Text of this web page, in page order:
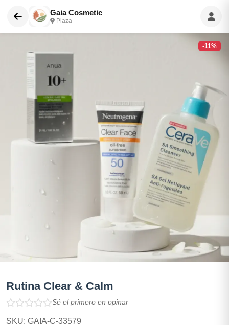
Gaia Cosmetic
Plaza
-11%
Rutina Clear & Calm
Sé el primero en opinar
SKU: GAIA-C-33579